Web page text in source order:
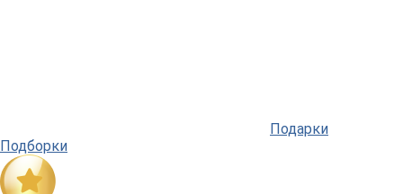
Подарки
Подборки